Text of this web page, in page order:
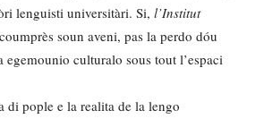
lenguisti universitàri. Si, l’Institut
soun aveni, pas la perdo dóu
egemounio culturalo sous tout l’espaci
di pople e la realita de la lengo